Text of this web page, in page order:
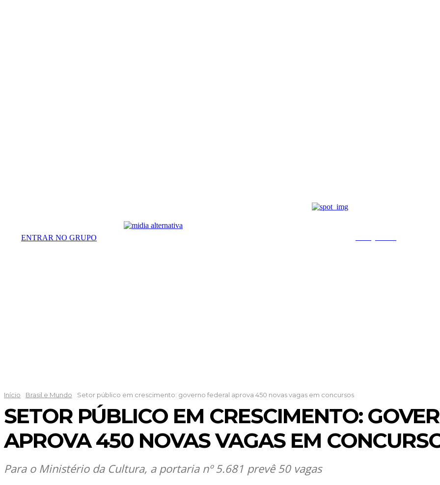
ENTRAR NO GRUPO
Início Brasil e Mundo Setor público em crescimento: governo federal aprova 450 novas vagas em concursos
SETOR PÚBLICO EM CRESCIMENTO:
APROVA 450 NOVAS VAGAS EM
Para o Ministério da Cultura, a portaria nº 5.681 prevê 50 vagas